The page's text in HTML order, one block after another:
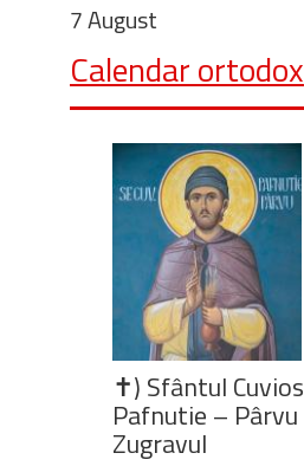
7 August
Calendar ortodox
✝) Sfântul Cuvios
Pafnutie – Pârvu
Zugravul